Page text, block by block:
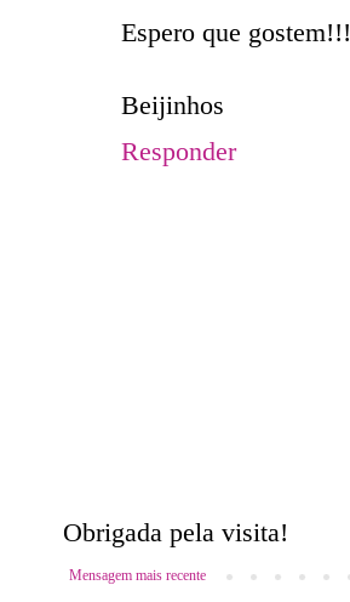
Espero que gostem!!!
Beijinhos
Responder
Obrigada pela visita!
Mensagem mais recente